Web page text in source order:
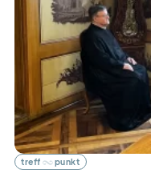
treff punkt